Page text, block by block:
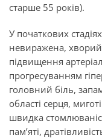
старше 55 років).
У початкових
невиражена,
підвищення
прогресуванням
головний біль,
області серця,
швидка
пам’яті,